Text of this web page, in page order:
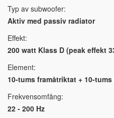
Typ av subwoofer:
Aktiv med passiv radiator
Effekt:
200 watt Klass D (peak effekt
Element:
10-tums framåtriktat + 10-
Frekvensomfång:
22 - 200 Hz